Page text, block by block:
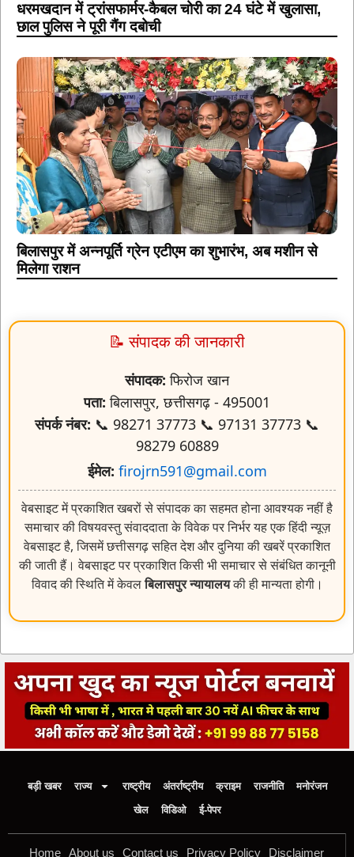
धरमखदान में ट्रांसफार्मर-कैबल चोरी का 24 घंटे में खुलासा,
छाल पुलिस ने पूरी गैंग दबोची
बिलासपुर में अन्नपूर्ति ग्रेन एटीएम का शुभारंभ, अब मशीन से
मिलेगा राशन
📝 संपादक की जानकारी
संपादक: फिरोज खान
पता: बिलासपुर, छत्तीसगढ़ - 495001
संपर्क नंबर: 📞 98271 37773 📞 97131 37773 📞
98279 60889
ईमेल: firojrn591@gmail.com
वेबसाइट में प्रकाशित खबरों से संपादक का सहमत होना आवश्यक नहीं है
समाचार की विषयवस्तु संवाददाता के विवेक पर निर्भर यह एक हिंदी न्यूज़
वेबसाइट है, जिसमें छत्तीसगढ़ सहित देश और दुनिया की खबरें प्रकाशित
की जाती हैं। वेबसाइट पर प्रकाशित किसी भी समाचार से संबंधित कानूनी
विवाद की स्थिति में केवलबिलासपुर न्यायालयकी ही मान्यता होगी।
बड़ी खबर राज्य राष्ट्रीय अंतर्राष्ट्रीय क्राइम राजनीति
मनोरंजन
खेल
विडिओ ई-पेपर
Home About us Contact us Privacy Policy Disclaimer